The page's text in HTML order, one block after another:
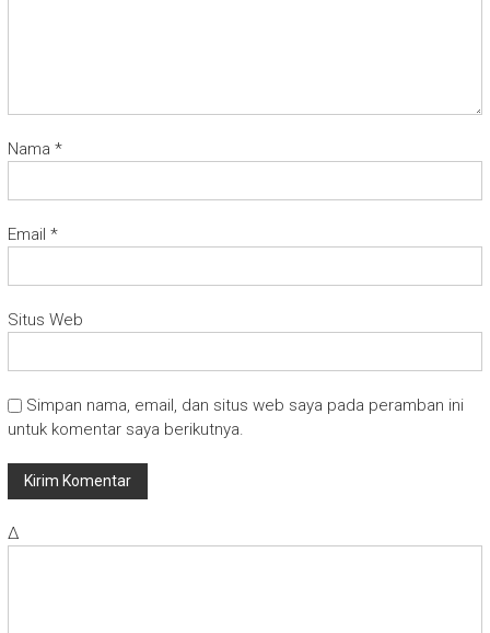
Nama *
Email *
Situs Web
Simpan nama, email, dan situs web saya pada peramban ini
untuk komentar saya berikutnya.
Δ